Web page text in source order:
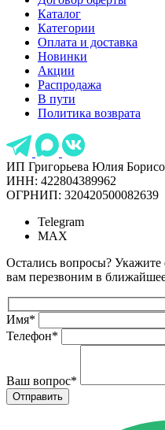
Каталог
Категории
Оплата и доставка
Новинки
Акции
Распродажа
В пути
Политика возврата
ИП Григорьева Юлия
ИНН: 422804389962
ОГРНИП: 320420500082639
Telegram
MAX
Остались вопросы?
вам перезвоним в
Имя*
Телефон*
Ваш вопрос*